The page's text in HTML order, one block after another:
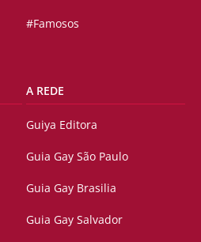
#Famosos
A REDE
Guiya Editora
Guia Gay São Paulo
Guia Gay Brasilia
Guia Gay Salvador